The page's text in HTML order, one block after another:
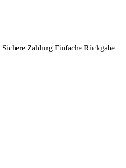
Sichere Zahlung Einfache Rückgabe